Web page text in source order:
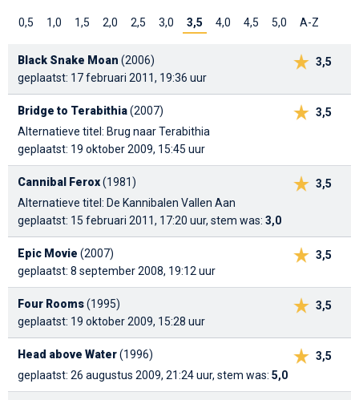
0,5 1,0 1,5 2,0 2,5 3,0 3,5 4,0 4,5 5,0 A-Z
3,5
Black Snake Moan (2006)
geplaatst: 17 februari 2011, 19:36 uur
3,5
Bridge to Terabithia(2007)
Alternatieve titel: Brug naar Terabithia
geplaatst: 19 oktober 2009, 15:45 uur
3,5
Cannibal Ferox(1981)
Alternatieve titel: De Kannibalen Vallen Aan
geplaatst: 15 februari 2011, 17:20 uur, stem was: 3,0
3,5
Epic Movie (2007)
geplaatst: 8 september 2008, 19:12 uur
3,5
Four Rooms(1995)
geplaatst: 19 oktober 2009, 15:28 uur
3,5
Head above Water(1996)
geplaatst: 26 augustus 2009, 21:24 uur, stem was: 5,0